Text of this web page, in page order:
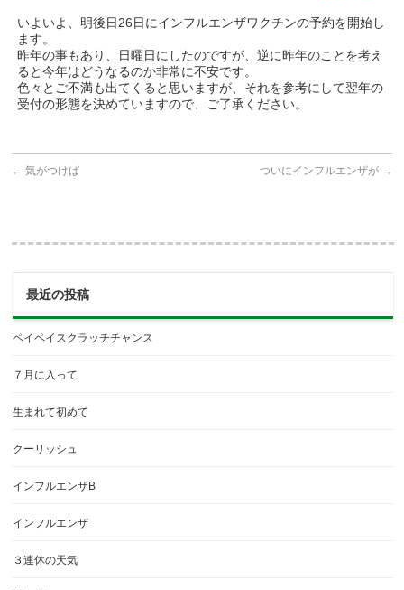
いよいよ、明後日26日にインフルエンザワクチンの予約を開始し
ます。
昨年の事もあり、日曜日にしたのですが、逆に昨年のことを考え
ると今年はどうなるのか非常に不安です。
色々とご不満も出てくると思いますが、それを参考にして翌年の
受付の形態を決めていますので、ご了承ください。
← 気がつけば ついにインフルエンザが →
最近の投稿
ペイペイスクラッチチャンス
７月に入って
生まれて初めて
クーリッシュ
インフルエンザB
インフルエンザ
３連休の天気